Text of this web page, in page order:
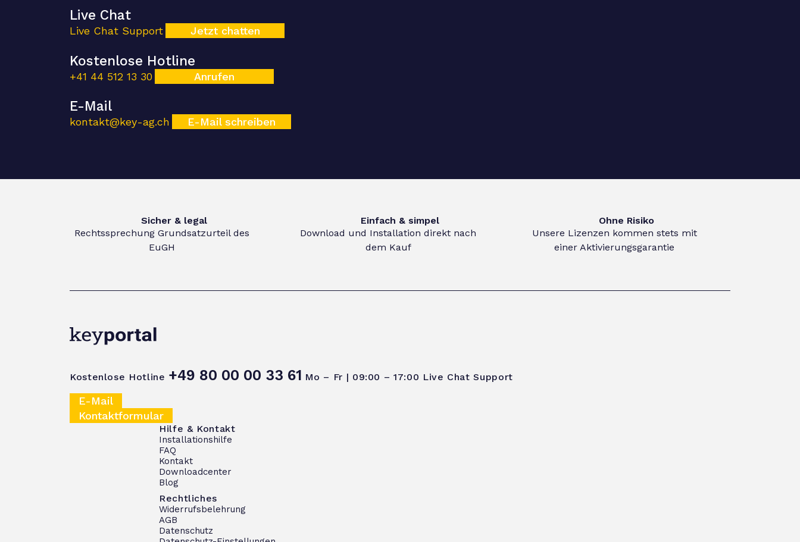
Live Chat
Live Chat Support Jetzt chatten
Kostenlose Hotline
+41 44 512 13 30 Anrufen
E-Mail
kontakt@key-ag.ch E-Mail schreiben
Sicher & legal
Rechtssprechung Grundsatzurteil des
EuGH
Einfach & simpel
Download und Installation direkt nach
dem Kauf
Ohne Risiko
Unsere Lizenzen kommen stets mit
einer Aktivierungsgarantie
Kostenlose Hotline +49 80 00 00 33 61 Mo – Fr | 09:00 – 17:00 Live Chat Support
E-Mail
Kontaktformular
Hilfe & Kontakt
Installationshilfe
FAQ
Kontakt
Downloadcenter
Blog
Rechtliches
Widerrufsbelehrung
AGB
Datenschutz